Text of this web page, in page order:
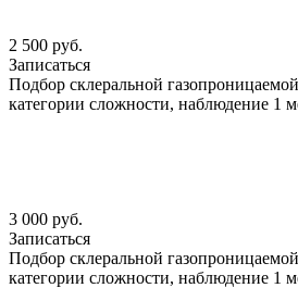
2 500 руб.
Записаться
Подбор склеральной
категории сложности, наблюдение 1
3 000 руб.
Записаться
Подбор склеральной
категории сложности, наблюдение 1